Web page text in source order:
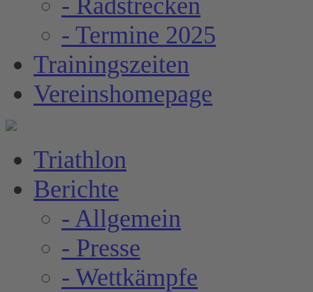
- Radstrecken
- Termine 2025
Trainingszeiten
Vereinshomepage
Triathlon
Berichte
- Allgemein
- Presse
- Wettkämpfe